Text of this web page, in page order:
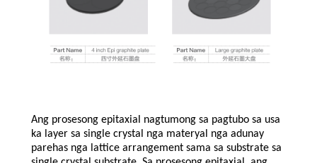
Ang prosesong epitaxial nagtumong sa pagtubo sa usa
ka layer sa single crystal nga materyal nga adunay
parehas nga lattice arrangement sama sa substrate sa